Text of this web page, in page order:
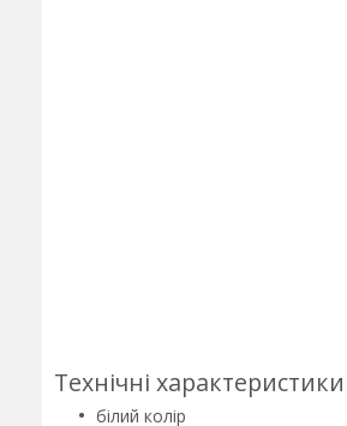
Технічні характеристики
білий колір